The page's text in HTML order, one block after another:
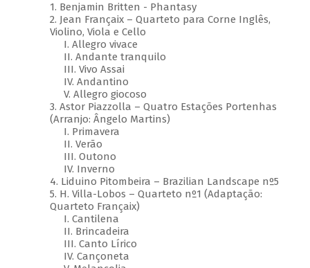
1. Benjamin Britten - Phantasy
2. Jean Françaix – Quarteto para Corne Inglês,
Violino, Viola e Cello
I. Allegro vivace
II. Andante tranquilo
III. Vivo Assai
IV. Andantino
V. Allegro giocoso
3. Astor Piazzolla – Quatro Estações Portenhas
(Arranjo: Ângelo Martins)
I. Primavera
II. Verão
III. Outono
IV. Inverno
4. Liduino Pitombeira – Brazilian Landscape nº5
5. H. Villa-Lobos – Quarteto nº1 (Adaptação:
Quarteto Françaix)
I. Cantilena
II. Brincadeira
III. Canto Lírico
IV. Cançoneta